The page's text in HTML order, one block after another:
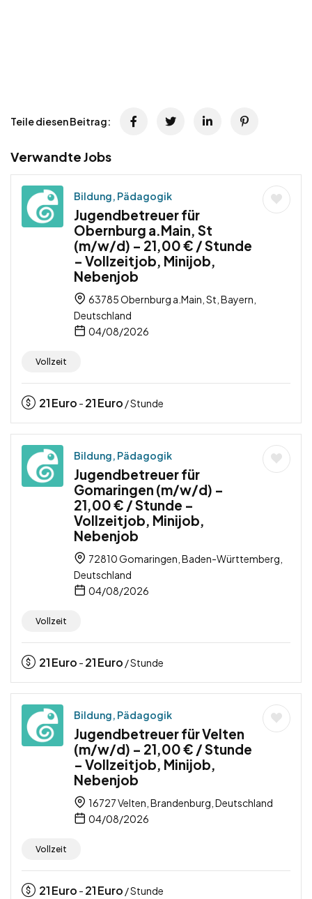
Teile diesen Beitrag:
Verwandte Jobs
Bildung, Pädagogik
Jugendbetreuer für
Obernburg a.Main, St
(m/w/d) – 21,00 € / Stunde
– Vollzeitjob, Minijob,
Nebenjob
63785 Obernburg a.Main, St, Bayern,
Deutschland
04/08/2026
Vollzeit
21Euro - 21Euro / Stunde
Bildung, Pädagogik
Jugendbetreuer für
Gomaringen (m/w/d) –
21,00 € / Stunde –
Vollzeitjob, Minijob,
Nebenjob
72810 Gomaringen, Baden-Württemberg,
Deutschland
04/08/2026
Vollzeit
21Euro - 21Euro / Stunde
Bildung, Pädagogik
Jugendbetreuer für Velten
(m/w/d) – 21,00 € / Stunde
– Vollzeitjob, Minijob,
Nebenjob
16727 Velten, Brandenburg, Deutschland
04/08/2026
Vollzeit
21Euro - 21Euro / Stunde